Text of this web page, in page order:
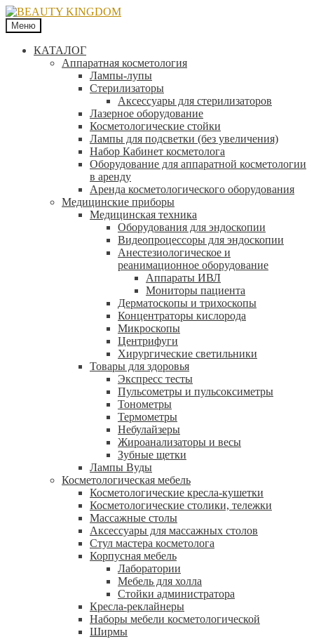
Меню
КАТАЛОГ
Аппаратная косметология
Лампы-лупы
Стерилизаторы
Аксессуары для стерилизаторов
Лазерное оборудование
Косметологические стойки
Лампы для подсветки (без увеличения)
Набор Кабинет косметолога
Оборудование для аппаратной косметологии
в аренду
Аренда косметологического оборудования
Медицинские приборы
Медицинская техника
Оборудования для эндоскопии
Видеопроцессоры для эндоскопии
Анестезиологическое и
реанимационное оборудование
Аппараты ИВЛ
Мониторы пациента
Дерматоскопы и трихоскопы
Концентраторы кислорода
Микроскопы
Центрифуги
Xирургические светильники
Товары для здоровья
Экспресс тесты
Пульсометры и пульсоксиметры
Тонометры
Термометры
Небулайзеры
Жироанализаторы и весы
Зубные щетки
Лампы Вуды
Косметологическая мебель
Косметологические кресла-кушетки
Косметологические столики, тележки
Массажные столы
Аксессуары для массажных столов
Стул мастера косметолога
Корпусная мебель
Лаборатории
Мебель для холла
Стойки администратора
Кресла-реклайнеры
Наборы мебели косметологической
Ширмы